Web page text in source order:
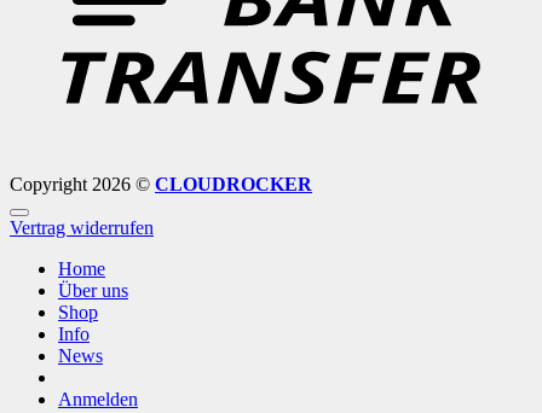
Copyright 2026 © CLOUDROCKER
Vertrag widerrufen
Home
Über uns
Shop
Info
News
Anmelden